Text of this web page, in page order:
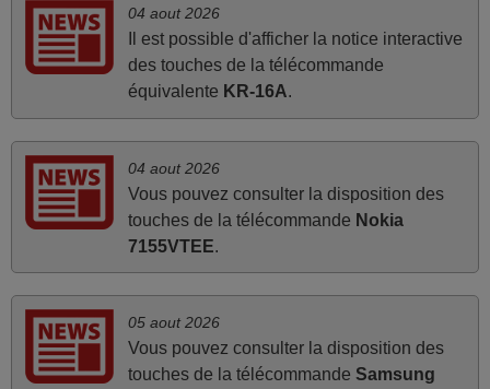
Ravie de voir que ma commande effectuée a 13h30est
deja traitée et expédiée Je vous en remercie d’avance et
attend la réception Encore merci
Jacqueline,
FRANCE
mars 2026
Super Service
Mario,
04 aout 2026
Il est possible d'afficher la notice interactive
des touches de la télécommande
équivalente KR-16A.
04 aout 2026
Vous pouvez consulter la disposition des
touches de la télécommande Nokia
7155VTEE.
05 aout 2026
Vous pouvez consulter la disposition des
touches de la télécommande Samsung